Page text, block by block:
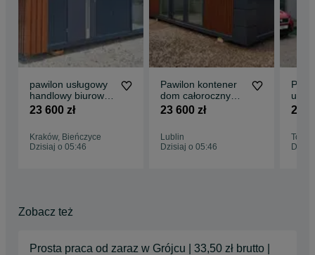
pawilon usługowy
handlowy biurowy
kontener z płyty
23 600 zł
Kraków, Bieńczyce
Dzisiaj o 05:46
Pawilon kontener
dom całoroczny
mieszkalny z płyty
23 600 zł
Lublin
Dzisiaj o 05:46
23
Toruń
Zobacz też
Prosta praca od zaraz w Grójcu | 33,50 zł brutto |